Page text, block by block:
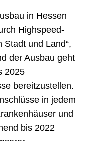
in Hessen
Highspeed-
und Land“,
der Ausbau geht
2025
bereitzustellen.
in jedem
und
bis 2022